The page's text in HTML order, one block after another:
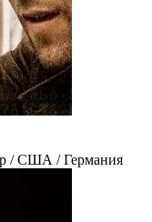
/ США / Германия